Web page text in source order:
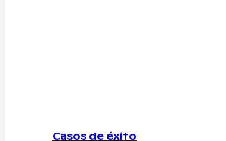
Casos de éxito